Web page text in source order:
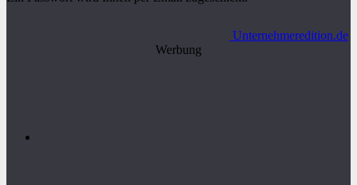
Unternehmeredition.de
Werbung